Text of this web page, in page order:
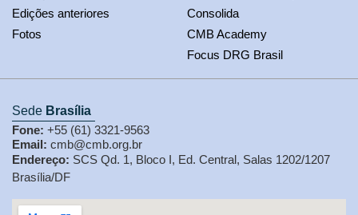
Edições anteriores
Fotos
Consolida
CMB Academy
Focus DRG Brasil
Sede Brasília
Fone: +55 (61) 3321-9563
Email: cmb@cmb.org.br
Endereço: SCS Qd. 1, Bloco I, Ed. Central, Salas 1202/1207
Brasília/DF